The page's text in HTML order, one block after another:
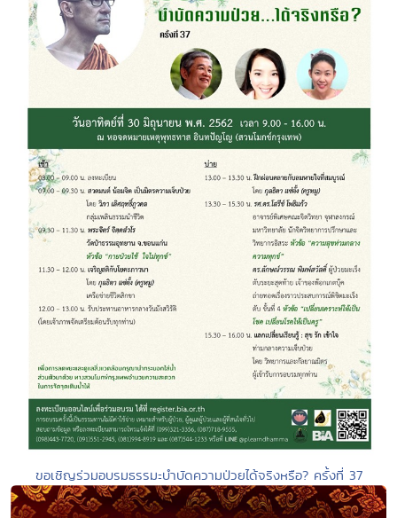
ขอเชิญร่วมอบรมธรรมะบำบัดความป่วยได้จริงหรือ? ครั้งที่ 37